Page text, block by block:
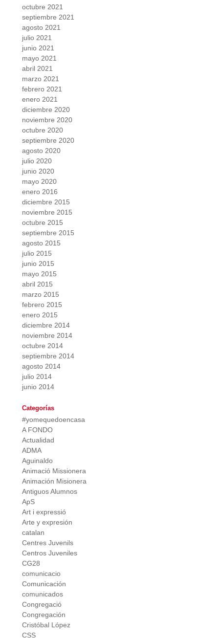
octubre 2021
septiembre 2021
agosto 2021
julio 2021
junio 2021
mayo 2021
abril 2021
marzo 2021
febrero 2021
enero 2021
diciembre 2020
noviembre 2020
octubre 2020
septiembre 2020
agosto 2020
julio 2020
junio 2020
mayo 2020
enero 2016
diciembre 2015
noviembre 2015
octubre 2015
septiembre 2015
agosto 2015
julio 2015
junio 2015
mayo 2015
abril 2015
marzo 2015
febrero 2015
enero 2015
diciembre 2014
noviembre 2014
octubre 2014
septiembre 2014
agosto 2014
julio 2014
junio 2014
Categorías
#yomequedoencasa
A FONDO
Actualidad
ADMA
Aguinaldo
Animació Missionera
Animación Misionera
Antiguos Alumnos
ApS
Art i expressió
Arte y expresión
catalan
Centres Juvenils
Centros Juveniles
CG28
comunicacio
Comunicación
comunicados
Congregació
Congregación
Cristóbal López
CSS